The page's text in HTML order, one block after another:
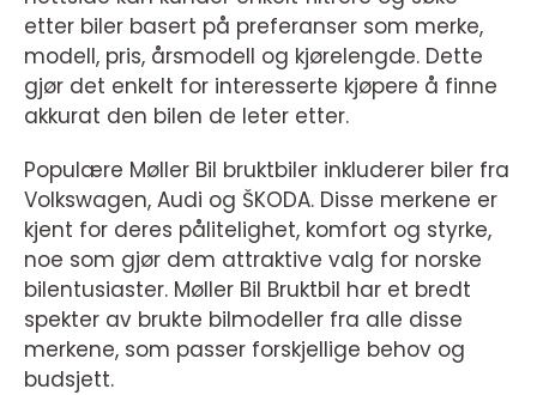
etter biler basert på preferanser som merke,
modell, pris, årsmodell og kjørelengde. Dette
gjør det enkelt for interesserte kjøpere å finne
akkurat den bilen de leter etter.
Populære Møller Bil bruktbiler inkluderer biler fra
Volkswagen, Audi og ŠKODA. Disse merkene er
kjent for deres pålitelighet, komfort og styrke,
noe som gjør dem attraktive valg for norske
bilentusiaster. Møller Bil Bruktbil har et bredt
spekter av brukte bilmodeller fra alle disse
merkene, som passer forskjellige behov og
budsjett.